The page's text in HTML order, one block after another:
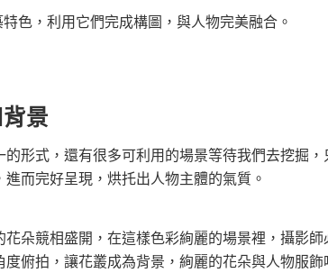
色，利用它們完成構圖，與人物完美融合。
景
的形式，還有很多可利用的場景等待我們去挖掘
而完好呈現，烘托出人物主體的氣質。
花朵競相盛開，在這樣色彩絢麗的場景裡，攝影
度俯拍，讓花叢成為背景，絢麗的花朵與人物服